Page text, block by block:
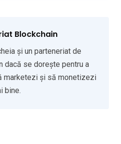
Blockchain
și un parteneriat de
dacă se dorește pentru a
marketezi și să monetizezi
bine.